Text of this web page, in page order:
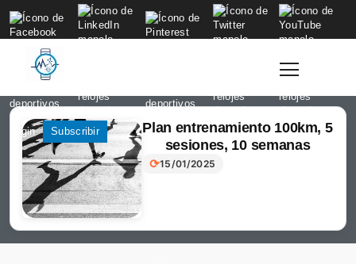
to
content
Login Subscribir
Plan entrenamiento 100km, 5
sesiones, 10 semanas
⟳15/01/2025